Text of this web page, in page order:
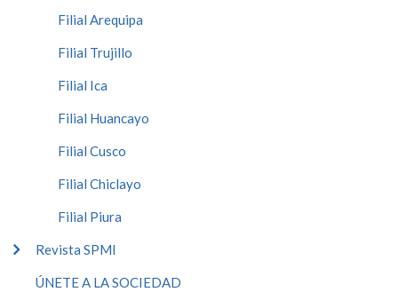
Filial Arequipa
Filial Trujillo
Filial Ica
Filial Huancayo
Filial Cusco
Filial Chiclayo
Filial Piura
Revista SPMI
ÚNETE A LA SOCIEDAD